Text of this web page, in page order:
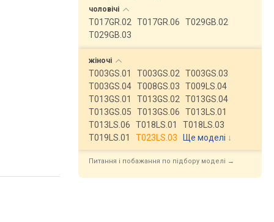
чоловічі
T017GR.02 T017GR.06
T029GB.02
T029GB.03
жіночі
T003GS.01 T003GS.02
T003GS.03
T003GS.04 T008GS.03
T009LS.04
T013GS.01
T013GS.02
T013GS.04
T013GS.05
T013GS.06
T013LS.01
T013LS.06
T018LS.01
T018LS.03
T019LS.01
T023LS.03 Ще моделі ↓
Питання і побажання по підбору моделі →